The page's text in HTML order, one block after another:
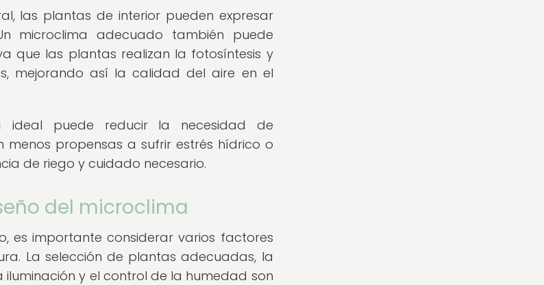
las plantas de interior pueden expresar
microclima adecuado también puede
que las plantas realizan la fotosíntesis y
mejorando así la calidad del aire en el
ideal puede reducir la necesidad de
propensas a sufrir estrés hídrico o
de riego y cuidado necesario.
del microclima
es importante considerar varios factores
La selección de plantas adecuadas, la
y el control de la humedad son